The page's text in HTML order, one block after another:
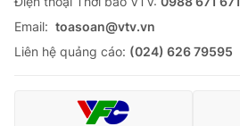
Email: toasoan@vtv.vn
Liên hệ quảng cáo: (024) 626 79595